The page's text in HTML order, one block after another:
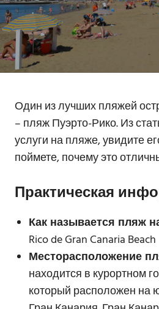
Один из лучших пляжей
– пляж Пуэрто-Рико. Из
услуги на пляже, увидите
поймете, почему это
Практическая
Как называется пляж
Rico de Gran Canaria Beach
Месторасположение
находится в курортном
который расположен на